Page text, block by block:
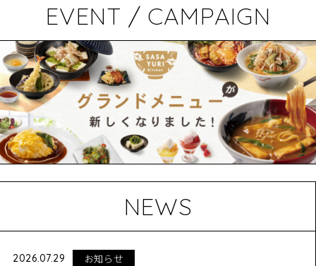
EVENT / CAMPAIGN
NEWS
2026.07.29
お知らせ